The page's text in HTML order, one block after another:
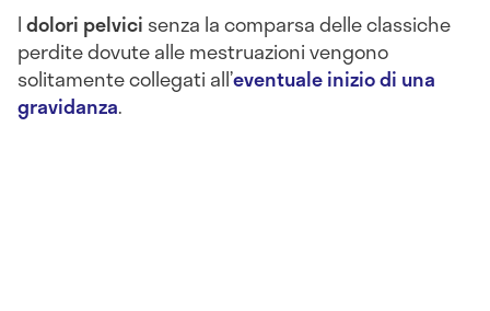
Idolori pelvici senza la comparsa delle classiche
perdite dovute alle mestruazioni vengono
solitamente collegati all’eventuale inizio di una
gravidanza.